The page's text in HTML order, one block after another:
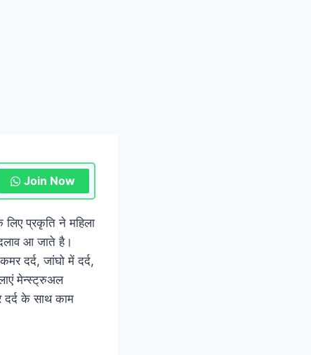
Join Now
लिए प्रकृति ने महिला
आ जाते है।
दर्द, जांघो में दर्द,
मेन्स्ट्रुअल
दर्द के साथ काम